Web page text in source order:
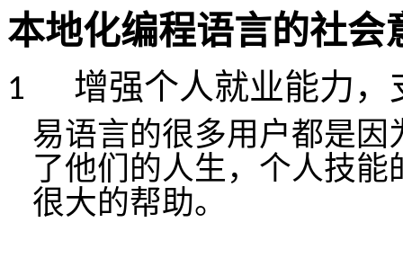
本地化编程语言的社会
1 增强个人就业能力，
易语言的很多用户都是
了他们的人生，个人技
很大的帮助。